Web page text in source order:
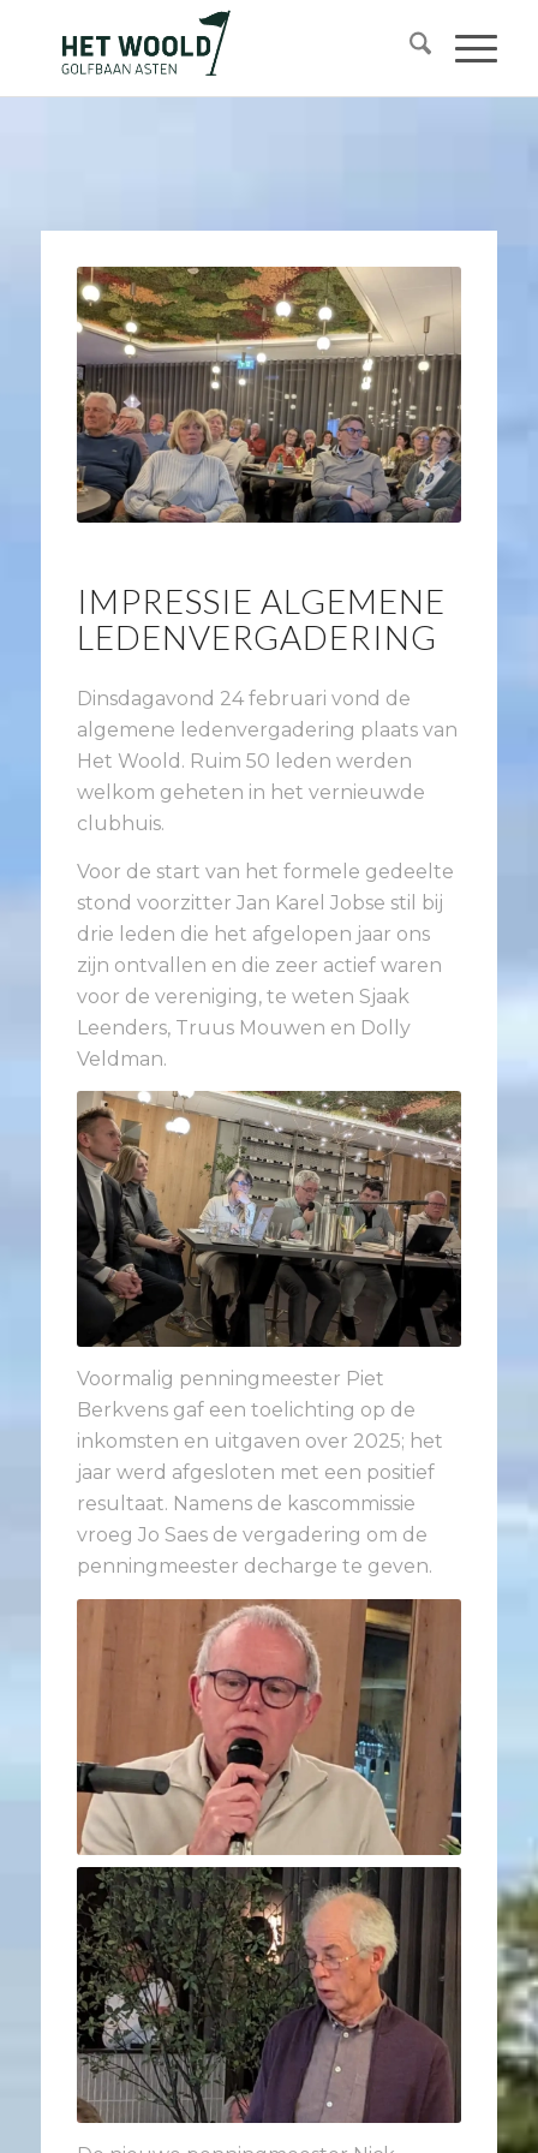
IMPRESSIE ALGEMENE
LEDENVERGADERING
Dinsdagavond 24 februari vond de
algemene ledenvergadering plaats van
Het Woold. Ruim 50 leden werden
welkom geheten in het vernieuwde
clubhuis.
Voor de start van het formele gedeelte
stond voorzitter Jan Karel Jobse stil bij
drie leden die het afgelopen jaar ons
zijn ontvallen en die zeer actief waren
voor de vereniging, te weten Sjaak
Leenders, Truus Mouwen en Dolly
Veldman.
Voormalig penningmeester Piet
Berkvens gaf een toelichting op de
inkomsten en uitgaven over 2025; het
jaar werd afgesloten met een positief
resultaat. Namens de kascommissie
vroeg Jo Saes de vergadering om de
penningmeester decharge te geven.